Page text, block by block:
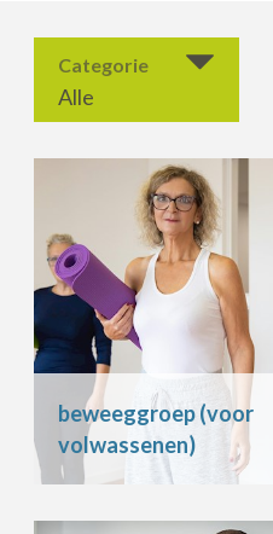
Categorie
Alle
beweeggroep (voor
volwassenen)